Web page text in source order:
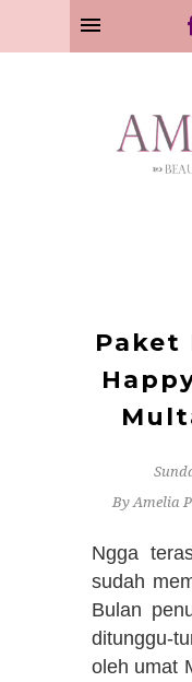
Paket
By Amelia
Ngga
sudah
Bulan
ditunggu-
oleh umat